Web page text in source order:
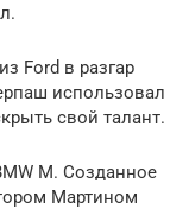
Ford в разгар
использовал
свой талант.
M. Созданное
Мартином